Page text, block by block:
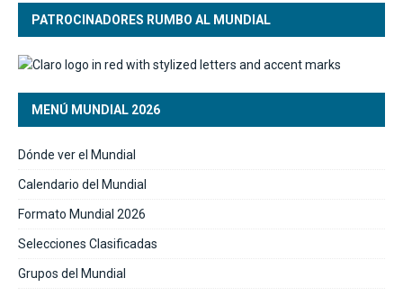
PATROCINADORES RUMBO AL MUNDIAL
MENÚ MUNDIAL 2026
Dónde ver el Mundial
Calendario del Mundial
Formato Mundial 2026
Selecciones Clasificadas
Grupos del Mundial